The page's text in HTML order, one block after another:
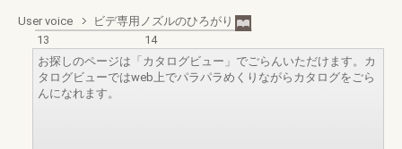
User voice
ビデ専用ノズルのひろがり
13
14
お探しのページは「カタログビュー」でごらんいただけます。カ
タログビューではweb上でパラパラめくりながらカタログをごら
んになれます。